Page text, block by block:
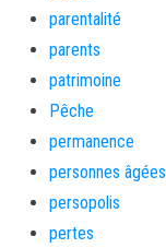
parentalité
parents
patrimoine
Pêche
permanence
personnes âgées
persopolis
pertes